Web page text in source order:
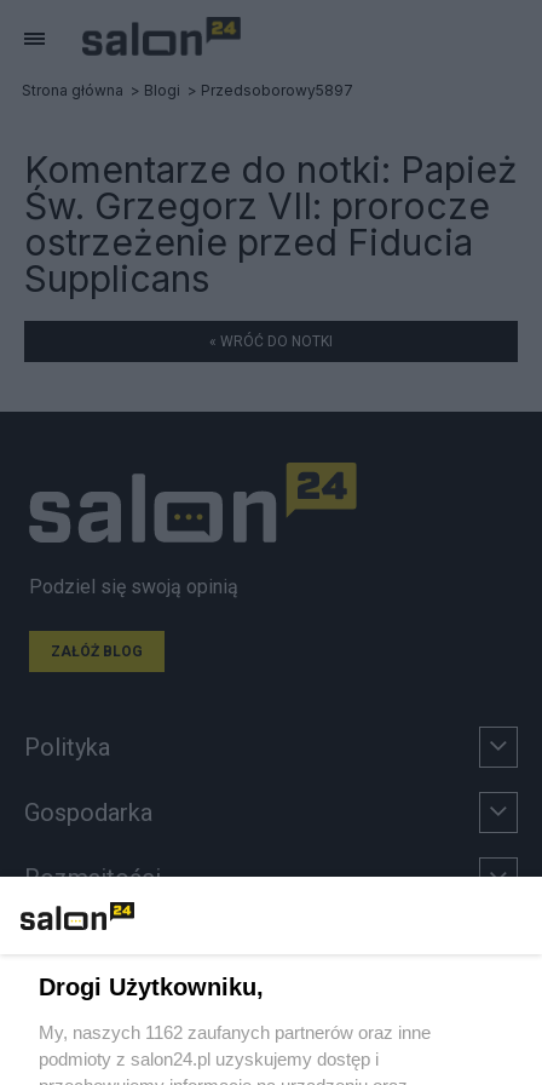
Strona główna Blogi Przedsoborowy5897
Komentarze do notki: Papież
Św. Grzegorz VII: prorocze
ostrzeżenie przed Fiducia
Supplicans
« WRÓĆ DO NOTKI
Podziel się swoją opinią
ZAŁÓŻ BLOG
Polityka
Gospodarka
Rozmaitości
Sport
Społeczeństwo
Drogi Użytkowniku,
My, naszych 1162 zaufanych partnerów oraz inne
podmioty z salon24.pl uzyskujemy dostęp i